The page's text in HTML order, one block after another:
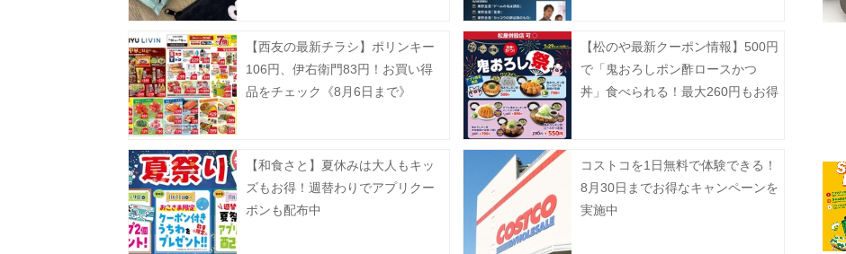
【西友の最新チラシ】ポリンキー
106円、伊右衛門83円！お買い得
品をチェック《8月6日まで》
【松のや最新クーポン情報】500円
で「鬼おろしポン酢ロースかつ
丼」食べられる！最大260円もお得
【和食さと】夏休みは大人もキッ
ズもお得！週替わりでアプリクー
ポンも配布中
コストコを1日無料で体験できる！
8月30日までお得なキャンペーンを
実施中